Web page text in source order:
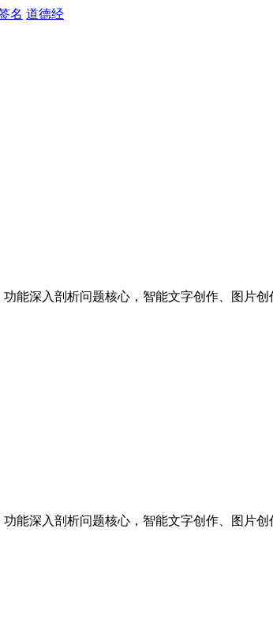
名 道德经
能深入剖析问题核心，智能文字创作、图片
能深入剖析问题核心，智能文字创作、图片